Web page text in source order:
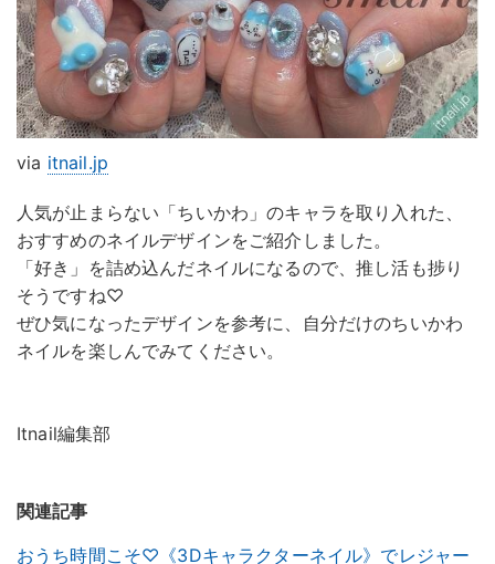
via itnail.jp
人気が止まらない「ちいかわ」のキャラを取り入れた、
おすすめのネイルデザインをご紹介しました。
「好き」を詰め込んだネイルになるので、推し活も捗り
そうですね♡
ぜひ気になったデザインを参考に、自分だけのちいかわ
ネイルを楽しんでみてください。
Itnail編集部
関連記事
おうち時間こそ♡《3Dキャラクターネイル》でレジャー